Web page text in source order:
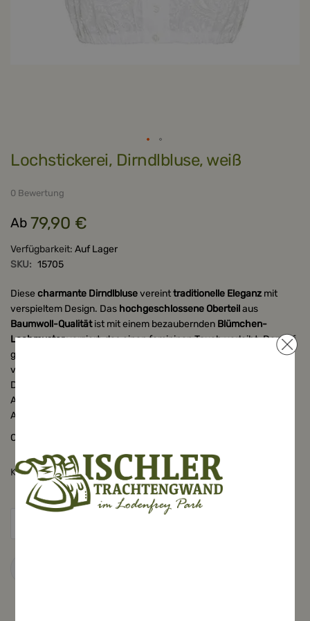
Zum
Anfang
springen
Lochstickerei, Dirndlbluse, weiß
0 Bewertung
Ab 79,90 €
Verfügbarkeit: Auf Lager
SKU: 15705
Diese charmante Dirndlblusevereinttraditionelle Eleganz mit
verspieltem Design. Das hochgeschlossene Oberteilaus
Baumwoll-Qualitätist mit einem bezaubernden Blümchen-
Lochmusterverziert, das einen femininen Touch verleiht. Der tief
geschnittene Schlitz im Ausschnitt sorgt für eine subtile,
verführerische Note. Die
Design perfekt und verleihen der Bluse eine verspielte
Ausstrahlung. Diese Bluse ist die ideale Wahl für traditionelle
Anlässe und festliche Feiern.
Oberstoff: 100% Baumwolle
Konfektionsgröße